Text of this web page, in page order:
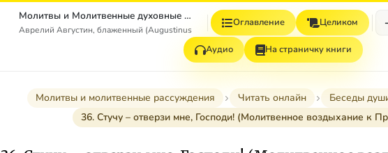
Молитвы и Молитвенные духовные рассуждения (из дополнений к сочинениям)
Аврелий Августин, блаженный (Augustinus Aurelius)
Оглавление Целиком
Аудио На страничку книги
Молитвы и молитвенные рассуждения Читать онлайн
Беседы
36. Стучу – отверзи мне, Господи! (Молитвенное воздыхание к